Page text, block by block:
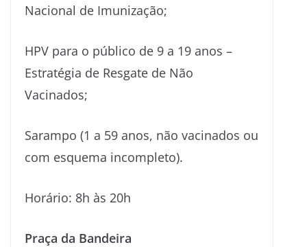
Nacional de Imunização;
HPV para o público de 9 a 19 anos –
Estratégia de Resgate de Não
Vacinados;
Sarampo (1 a 59 anos, não vacinados ou
com esquema incompleto).
Horário: 8h às 20h
Praça da Bandeira